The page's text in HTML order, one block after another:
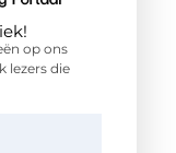
op ons
lezers die